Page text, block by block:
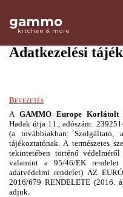
gammo
kitchen & more
Adatkezelési
Bevezetés
A GAMMO Europe Korlátolt
Hadak útja 11., adószám:
(a továbbiakban: Szolgáltató,
tájékoztatónak. A természetes
tekintetében történő
valamint a 95/46/EK rendelet
adatvédelmi rendelet) AZ
2016/679 RENDELETE (2016.
adjuk.